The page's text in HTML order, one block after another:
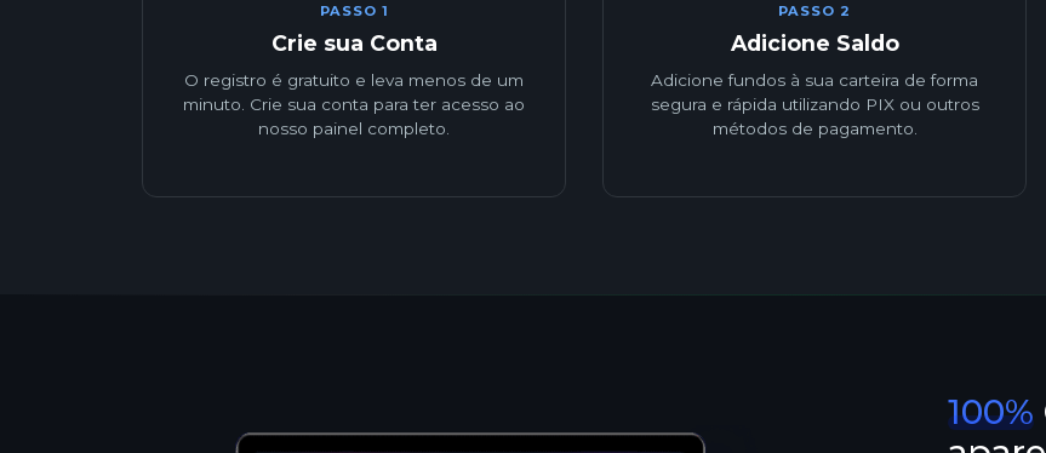
PASSO 1
Crie sua Conta
O registro é gratuito e leva menos de um
minuto. Crie sua conta para ter acesso ao
nosso painel completo.
PASSO 2
Adicione Saldo
Adicione fundos à sua carteira de forma
segura e rápida utilizando PIX ou outros
métodos de pagamento.
100%